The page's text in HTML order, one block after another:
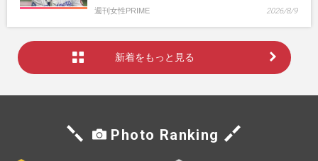
週刊女性PRIME 2026/8/9
新着をもっと見る
Photo Ranking